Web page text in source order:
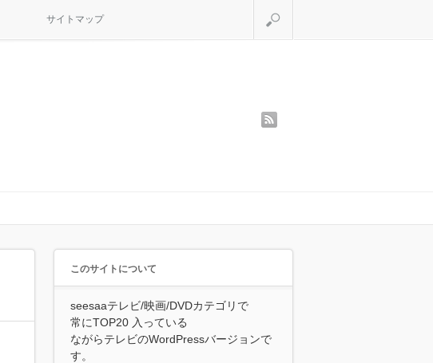
サイトマップ
このサイトについて
seesaaテレビ/映画/DVDカテゴリで
常にTOP20 入っている
ながらテレビのWordPressバージョンで
す。